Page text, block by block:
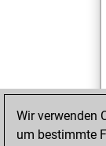
Wir verwenden
um bestimmte